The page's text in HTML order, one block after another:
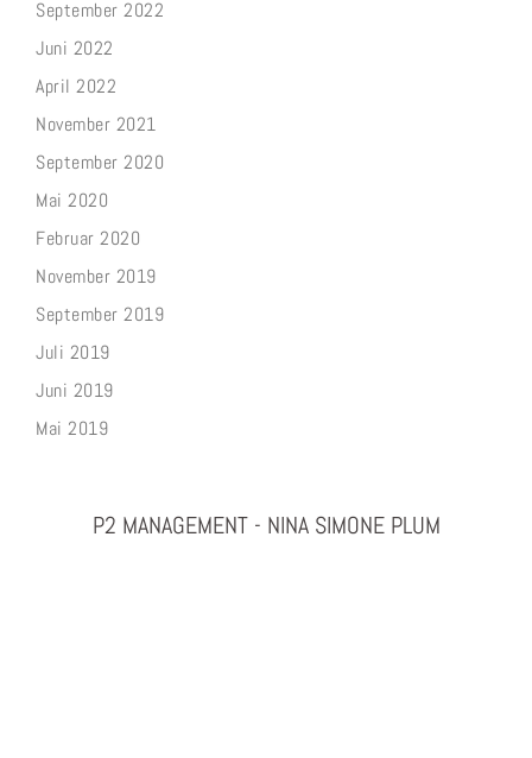
September 2022
Juni 2022
April 2022
November 2021
September 2020
Mai 2020
Februar 2020
November 2019
September 2019
Juli 2019
Juni 2019
Mai 2019
P2 MANAGEMENT - NINA SIMONE PLUM